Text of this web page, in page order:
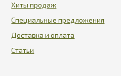
Хиты продаж
Специальные предложения
Доставка и оплата
Статьи